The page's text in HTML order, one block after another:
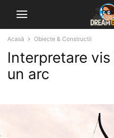
Acasă Obiecte & Constructii
Interpretare
un arc